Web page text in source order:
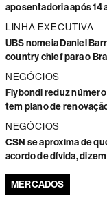
aposentadoria após 14
LINHA EXECUTIVA
UBS nomeia Daniel
country chief para o
NEGÓCIOS
Flybondi reduz número
tem plano de
NEGÓCIOS
CSN se aproxima de
acordo de dívida,
MERCADOS